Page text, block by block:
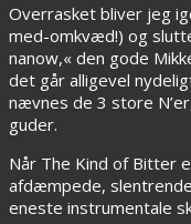
Overrasket bliver jeg
med-omkvæd!) og
nanow,« den gode
det går alligevel
nævnes de 3 store
guder.
Når The Kind of Bitter
afdæmpede,
eneste instrumentale